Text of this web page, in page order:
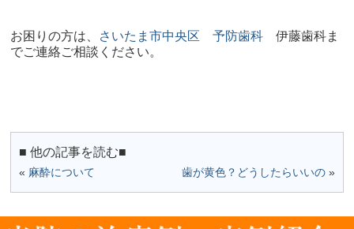
お困りの方は、 さいたま市中央区 予防歯科 伊藤歯科ま
でご連絡ご相談ください。
■ 他の記事を読む■
« 麻酔について 歯が黄色？どうしたらいいの»